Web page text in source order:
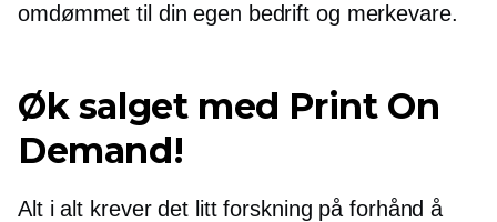
omdømmet til din egen bedrift og merkevare.
Øk salget med Print On
Demand!
Alt i alt krever det litt forskning på forhånd å